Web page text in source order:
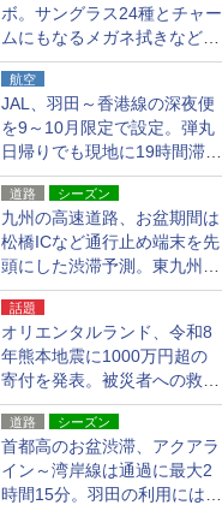
ボ。サングラス24種とチャー
ムにもなるメガネ拭きなど雑
貨24種
航空
JAL、羽田～香港線の深夜便
を9～10月限定で設定。弾丸
日帰りでも現地に19時間滞在
できる
道路 シーズン
九州の高速道路、お盆期間は
松橋ICなど通行止め端末を先
頭にした渋滞予測。東九州道
への迂回は料金調整を実施
話題
オリエンタルランド、令和8
年熊本地震に1000万円超の
寄付を発表。被災者への救援
活動・復旧支援
道路 シーズン
首都高のお盆渋滞、アクアラ
イン～湾岸線は通過に最大2
時間15分。羽田の利用には